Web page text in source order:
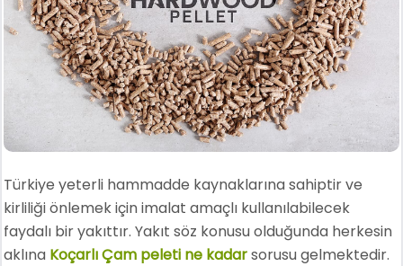
Türkiye yeterli hammadde kaynaklarına sahiptir ve
kirliliği önlemek için imalat amaçlı kullanılabilecek
faydalı bir yakıttır. Yakıt söz konusu olduğunda herkesin
aklına Koçarlı Çam peleti ne kadarsorusu gelmektedir.